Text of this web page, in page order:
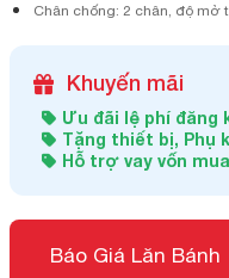
Chân chống: 2 chân, độ mở
Khuyến mãi
Ưu đãi lệ phí đăng
Tặng thiết bị, Phụ
Hỗ trợ vay vốn
Báo Giá Lăn Bánh